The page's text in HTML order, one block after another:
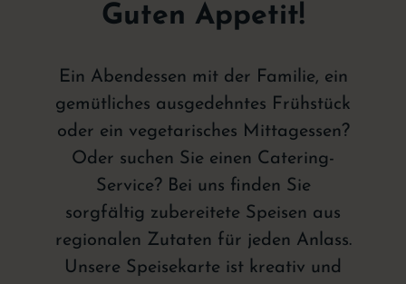
Guten Appetit!
Ein Abendessen mit der Familie, ein
gemütliches ausgedehntes Frühstück
oder ein vegetarisches Mittagessen?
Oder suchen Sie einen Catering-
Service? Bei uns finden Sie
sorgfältig zubereitete Speisen aus
regionalen Zutaten für jeden Anlass.
Unsere Speisekarte ist kreativ und